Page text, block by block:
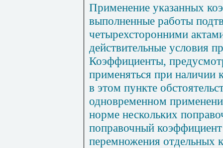
Применение указанных
выполненные работы
четырехсторонними
действительные условия
Коэффициенты,
применяться при наличии
в этом пункте
одновременном
норме нескольких
поправочный
перемножения отдельных